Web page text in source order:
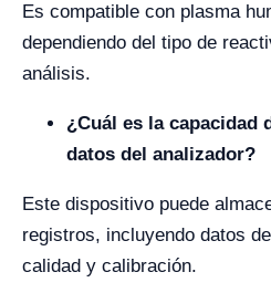
Es compatible con plasma
dependiendo del tipo de
análisis.
¿Cuál es la capacidad
datos del analizador?
Este dispositivo puede
registros, incluyendo datos
calidad y calibración.